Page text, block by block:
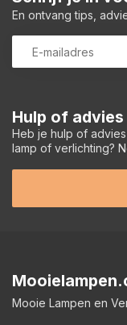
Hulp of advies
Heb je hulp of
lamp of verlichting?
En ontvang tips,
Mooie Lampen en